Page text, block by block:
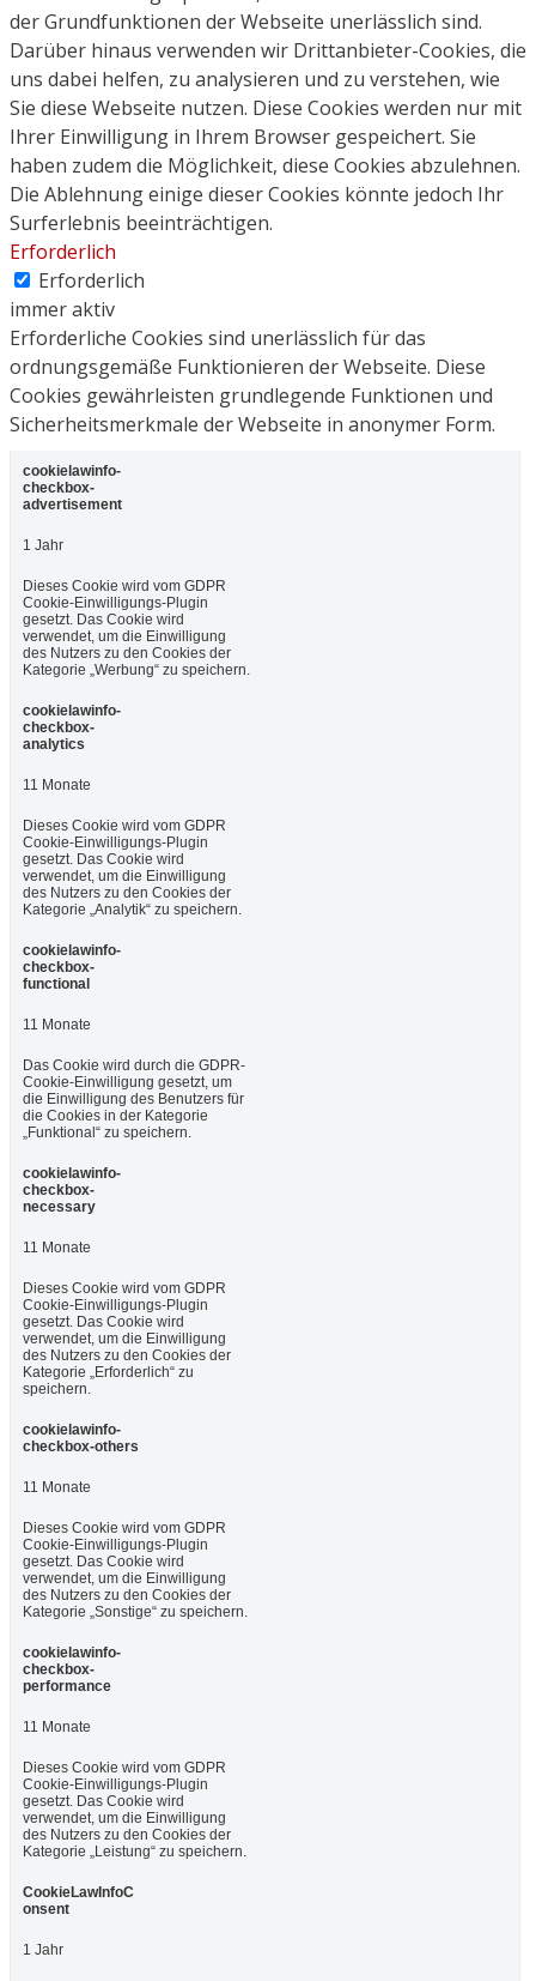
der Grundfunktionen der Webseite unerlässlich sind.
Darüber hinaus verwenden wir Drittanbieter-Cookies, die
uns dabei helfen, zu analysieren und zu verstehen, wie
Sie diese Webseite nutzen. Diese Cookies werden nur mit
Ihrer Einwilligung in Ihrem Browser gespeichert. Sie
haben zudem die Möglichkeit, diese Cookies abzulehnen.
Die Ablehnung einige dieser Cookies könnte jedoch Ihr
Surferlebnis beeinträchtigen.
Erforderlich
Erforderlich
immer aktiv
Erforderliche Cookies sind unerlässlich für das
ordnungsgemäße Funktionieren der Webseite. Diese
Cookies gewährleisten grundlegende Funktionen und
Sicherheitsmerkmale der Webseite in anonymer Form.
cookielawinfo-
checkbox-
advertisement
1 Jahr
Dieses Cookie wird vom GDPR
Cookie-Einwilligungs-Plugin
gesetzt. Das Cookie wird
verwendet, um die Einwilligung
des Nutzers zu den Cookies der
Kategorie „Werbung“ zu speichern.
cookielawinfo-
checkbox-
analytics
11 Monate
Dieses Cookie wird vom GDPR
Cookie-Einwilligungs-Plugin
gesetzt. Das Cookie wird
verwendet, um die Einwilligung
des Nutzers zu den Cookies der
Kategorie „Analytik“ zu speichern.
cookielawinfo-
checkbox-
functional
11 Monate
Das Cookie wird durch die GDPR-
Cookie-Einwilligung gesetzt, um
die Einwilligung des Benutzers für
die Cookies in der Kategorie
„Funktional“ zu speichern.
cookielawinfo-
checkbox-
necessary
11 Monate
Dieses Cookie wird vom GDPR
Cookie-Einwilligungs-Plugin
gesetzt. Das Cookie wird
verwendet, um die Einwilligung
des Nutzers zu den Cookies der
Kategorie „Erforderlich“ zu
speichern.
cookielawinfo-
checkbox-others
11 Monate
Dieses Cookie wird vom GDPR
Cookie-Einwilligungs-Plugin
gesetzt. Das Cookie wird
verwendet, um die Einwilligung
des Nutzers zu den Cookies der
Kategorie „Sonstige“ zu speichern.
cookielawinfo-
checkbox-
performance
11 Monate
Dieses Cookie wird vom GDPR
Cookie-Einwilligungs-Plugin
gesetzt. Das Cookie wird
verwendet, um die Einwilligung
des Nutzers zu den Cookies der
Kategorie „Leistung“ zu speichern.
CookieLawInfoC
onsent
1 Jahr